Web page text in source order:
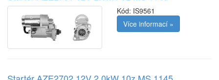
Kód: IS9561
Více informací »